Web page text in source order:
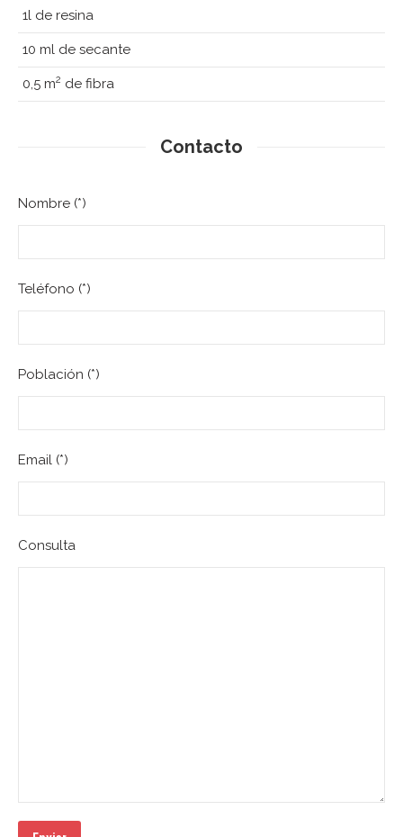
1l de resina
10 ml de secante
0,5 m2 de fibra
Contacto
Nombre (*)
Teléfono (*)
Población (*)
Email (*)
Consulta